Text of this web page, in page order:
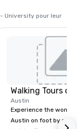
University pour leur
Walking Tours of
Austin
Experience the
Austin on foot by